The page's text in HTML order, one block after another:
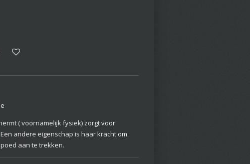
( voornamelijk fysiek) zorgt voor
andere eigenschap is haar kracht om
aan te trekken.